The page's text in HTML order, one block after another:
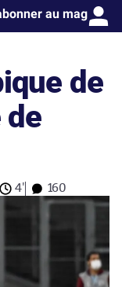
au mag
de
4' 160